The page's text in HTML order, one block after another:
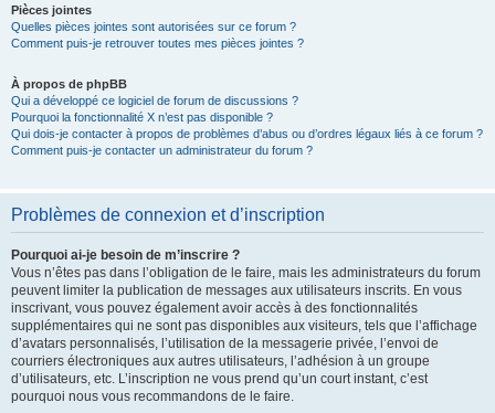
Pièces jointes
Quelles pièces jointes sont autorisées sur ce forum ?
Comment puis-je retrouver toutes mes pièces jointes ?
À propos de phpBB
Qui a développé ce logiciel de forum de discussions ?
Pourquoi la fonctionnalité X n’est pas disponible ?
Qui dois-je contacter à propos de problèmes d’abus ou d’ordres légaux liés à ce forum ?
Comment puis-je contacter un administrateur du forum ?
Problèmes de connexion et d’inscription
Pourquoi ai-je besoin de m’inscrire ?
Vous n’êtes pas dans l’obligation de le faire, mais les administrateurs du forum
peuvent limiter la publication de messages aux utilisateurs inscrits. En vous
inscrivant, vous pouvez également avoir accès à des fonctionnalités
supplémentaires qui ne sont pas disponibles aux visiteurs, tels que l’affichage
d’avatars personnalisés, l’utilisation de la messagerie privée, l’envoi de
courriers électroniques aux autres utilisateurs, l’adhésion à un groupe
d’utilisateurs, etc. L’inscription ne vous prend qu’un court instant, c’est
pourquoi nous vous recommandons de le faire.